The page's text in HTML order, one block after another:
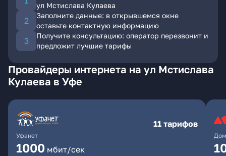
ул Мстислава Кулаева
Заполните данные: в открывшемся окне
оставьте контактную информацию
Получите консультацию: оператор перезвонит и
предложит лучшие тарифы
Провайдеры интернета на ул Мстислава
Кулаева в Уфе
Уфанет
11 тарифов
1000 мбит/сек